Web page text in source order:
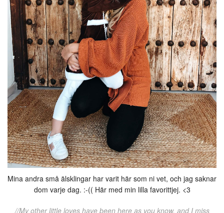
Mina andra små älsklingar har varit här som ni vet, och jag saknar
dom varje dag. :-(( Här med min lilla favorittjej. <3
//My other little loves have been here as you know, and I miss